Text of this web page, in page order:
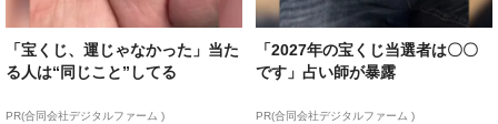
「宝くじ、運じゃなかった」当た
る人は“同じこと”してる
PR(合同会社デジタルファーム )
「2027年の宝くじ当選者は〇〇
です」占い師が暴露
PR(合同会社デジタルファーム )